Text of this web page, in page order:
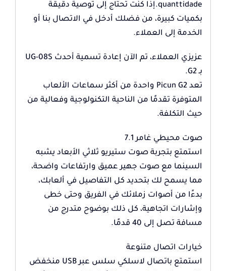
quanttidade.إذا كنت تحتاج إلى توصية دقيقة
بكميات كبيرة، من فضلك أدخل في الاتصال بنا أو
الخدمة إلى العملاء.
عزيزي العملاء، تم الآن إعادة تسمية أحدث UG-08S
بـ G2.
تعد Picun G2 واحدة من أكثر سماعات الألعاب
المتوفرة تقدمًا من الناحية التكنولوجية وفعالية من
حيث التكلفة.
صوت محيطي غامر 7.1
استمتع بتجربة صوت ستيريو ثلاثي الأبعاد يشبه
السينما مع صوت جهير عميق وارتفاعات واضحة،
مما يسمح لك بتحديد كل التفاصيل في ألعابك،
بدءًا من أصوات زملائك في الفريق وحتى خطى
وإشارات اتجاهية، كل ذلك بوضوح متدرج من
مسافة تصل إلى 40 قدمًا.
خيارات اتصال متنوعة
استمتع باتصال لاسلكي سلس عبر USB منخفض